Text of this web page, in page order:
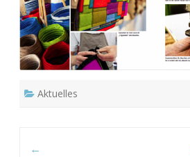
Aktuelles
←